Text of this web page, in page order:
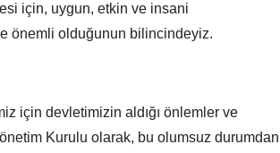
için, uygun, etkin ve insani
önemli olduğunun bilincindeyiz.
için devletimizin aldığı önlemler ve
Kurulu olarak, bu olumsuz durumdan